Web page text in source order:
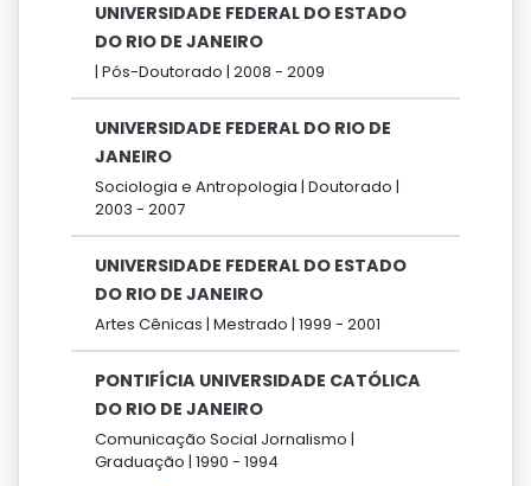
UNIVERSIDADE FEDERAL DO ESTADO
DO RIO DE JANEIRO
| Pós-Doutorado | 2008 - 2009
UNIVERSIDADE FEDERAL DO RIO DE
JANEIRO
Sociologia e Antropologia | Doutorado |
2003 - 2007
UNIVERSIDADE FEDERAL DO ESTADO
DO RIO DE JANEIRO
Artes Cênicas | Mestrado | 1999 - 2001
PONTIFÍCIA UNIVERSIDADE CATÓLICA
DO RIO DE JANEIRO
Comunicação Social Jornalismo |
Graduação | 1990 - 1994